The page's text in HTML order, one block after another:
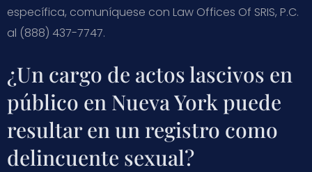
específica, comuníquese con Law Offices Of SRIS, P.C.
al (888) 437-7747.
¿Un cargo de actos lascivos en
público en Nueva York puede
resultar en un registro como
delincuente sexual?